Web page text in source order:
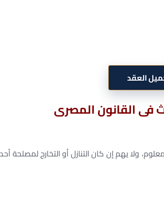
العقد
فى القانون المصرى
ولا يهم إن كان التنازل أو التخارج لمصلحة